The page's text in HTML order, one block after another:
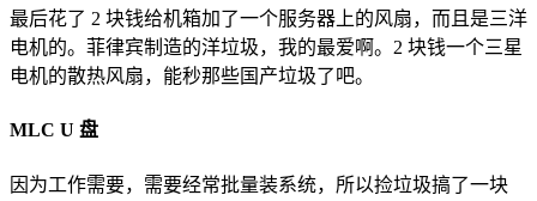
最后花了 2 块钱给机箱加了一个服务器上的风扇，而且是三洋
电机的。菲律宾制造的洋垃圾，我的最爱啊。2 块钱一个三星
电机的散热风扇，能秒那些国产垃圾了吧。
MLC U 盘
因为工作需要，需要经常批量装系统，所以捡垃圾搞了一块